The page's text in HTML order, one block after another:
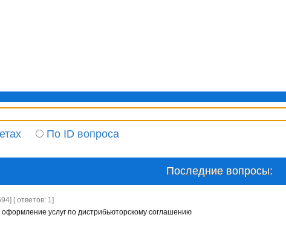
По ID вопроса
Последние вопросы:
[ ответов: 1]
услуг по дистрибьюторскому соглашению